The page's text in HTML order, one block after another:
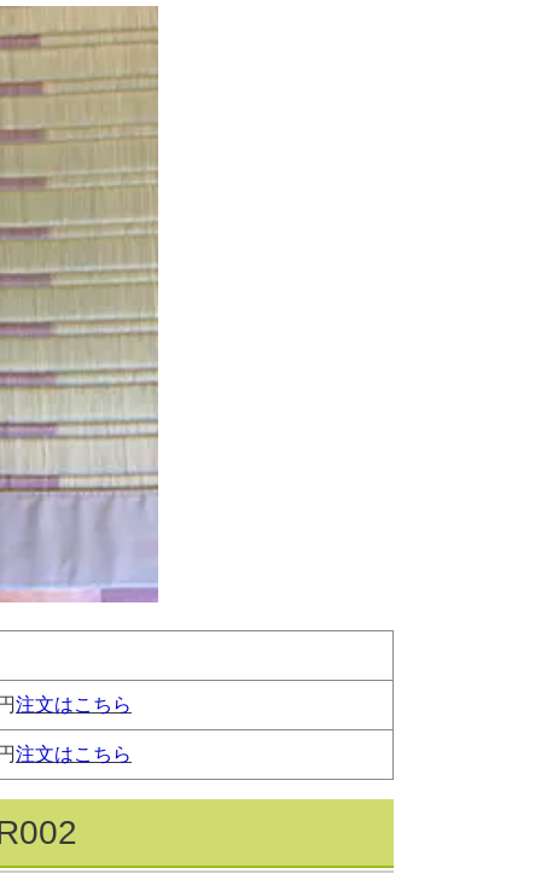
注文はこちら
注文はこちら